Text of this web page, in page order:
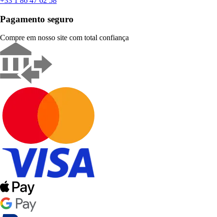
Pagamento seguro
Compre em nosso site com total confiança